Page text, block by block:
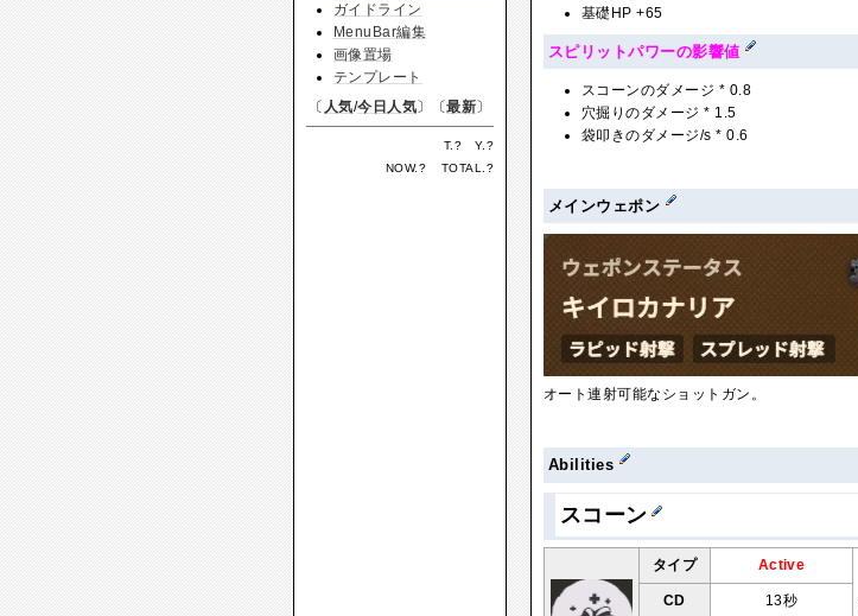
基礎HP +65
スピリットパワーの影響値
スコーンのダメージ * 0.8
穴掘りのダメージ * 1.5
袋叩きのダメージ/s * 0.6
メインウェポン
オート連射可能なショットガン。
Abilities
スコーン
タイプ Active
CD 13秒
ガイドライン
MenuBar編集
画像置場
テンプレート
〔 人気/今日人気〕〔最新〕
T.? Y.?
NOW.? TOTAL.?